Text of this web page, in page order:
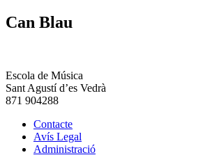
Can Blau
Escola de Música
Sant Agustí d’es Vedrà
871 904288
Contacte
Avís Legal
Administració